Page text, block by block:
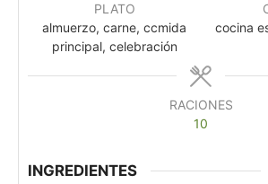
PLATO
almuerzo, carne, ccmida
principal, celebración
cocina
RACIONES
10
INGREDIENTES